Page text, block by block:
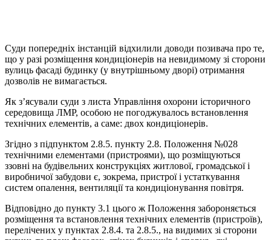
Суди попередніх інстанцій відхилили доводи позивача про те,
що у разі розміщення кондиціонерів на невидимому зі сторони
вулиць фасаді будинку (у внутрішньому дворі) отримання
дозволів не вимагається.
Як з’ясували суди з листа Управління охорони історичного
середовища ЛМР, особою не погоджувалось встановлення
технічних елементів, а саме: двох кондиціонерів.
Згідно з підпунктом 2.8.5. пункту 2.8. Положення №028
технічними елементами (пристроями), що розміщуються
ззовні на будівельних конструкціях житлової, громадської і
виробничої забудови є, зокрема, пристрої і устаткування
систем опалення, вентиляції та кондиціонування повітря.
Відповідно до пункту 3.1 цього ж Положення забороняється
розміщення та встановлення технічних елементів (пристроїв),
перелічених у пунктах 2.8.4. та 2.8.5., на видимих зі сторони